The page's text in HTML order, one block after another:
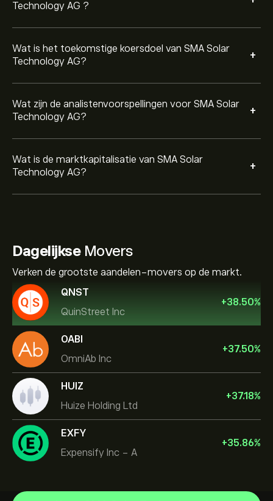
Technology AG ?
Wat is het toekomstige koersdoel van SMA Solar
Technology AG?
+
Wat zijn de analistenvoorspellingen voor SMA Solar
Technology AG?
+
Wat is de marktkapitalisatie van SMA Solar
Technology AG?
+
DagelijkseMovers
Verken de grootste aandelen-movers op de markt.
QNST
QuinStreet Inc
+38.50%
OABI
OmniAb Inc
+37.50%
HUIZ
Huize Holding Ltd
+37.18%
EXFY
Expensify Inc - A
+35.86%